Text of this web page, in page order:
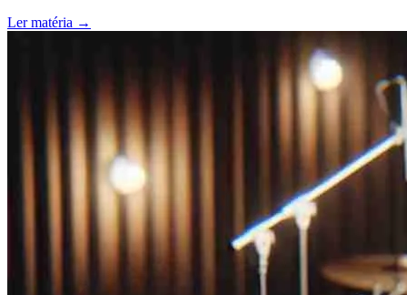
Ler matéria →